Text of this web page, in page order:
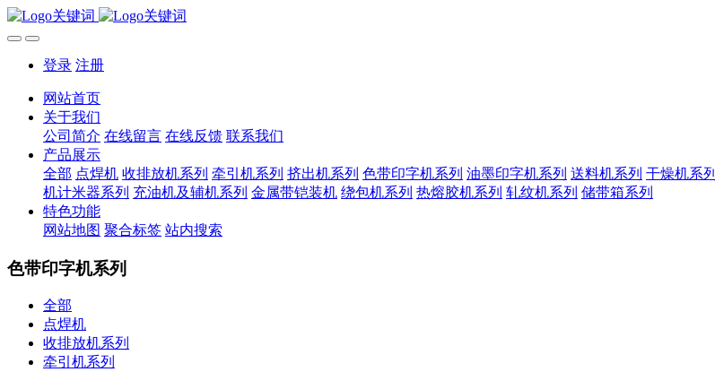
登录 注册
网站首页
关于我们
公司简介 在线留言 在线反馈 联系我们
产品展示
全部 点焊机 收排放机系列 牵引机系列 挤出机系列 色带印字机系列 油墨印字机系列 送料机系列 干燥机系列
机计米器系列 充油机及辅机系列 金属带铠装机 绕包机系列 热熔胶机系列 轧纹机系列 储带箱系列
特色功能
网站地图 聚合标签 站内搜索
色带印字机系列
全部
点焊机
收排放机系列
牵引机系列